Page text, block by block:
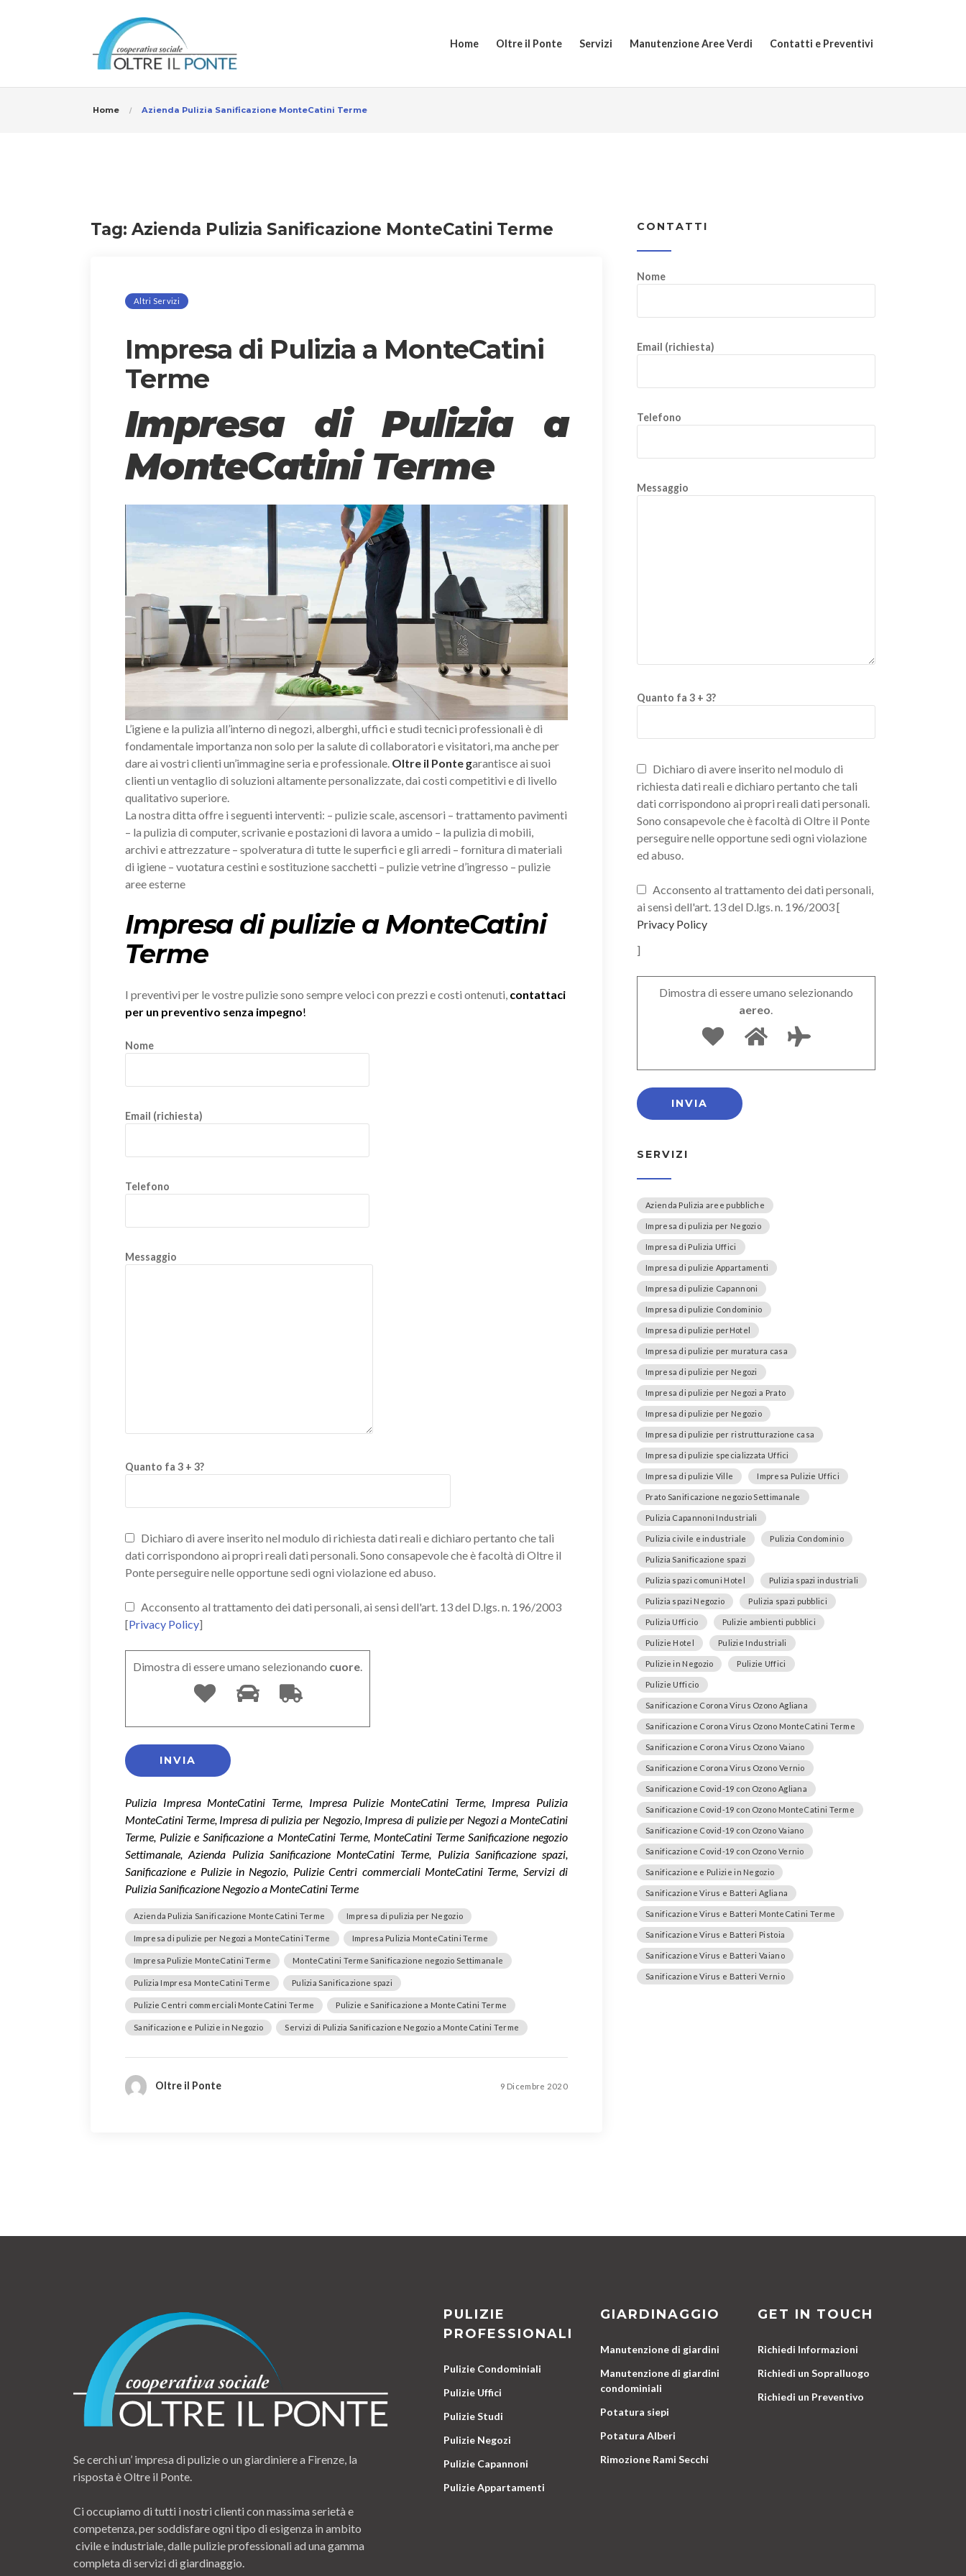
Home Oltre il Ponte Servizi Manutenzione Aree Verdi Contatti e Preventivi
Home Azienda Pulizia Sanificazione MonteCatini Terme
Tag: Azienda Pulizia Sanificazione MonteCatini Terme
Altri Servizi
Impresa di Pulizia a MonteCatini
Terme
Impresa di Pulizia a
MonteCatini Terme
L’igiene e la pulizia all’interno di negozi, alberghi, uffici e studi tecnici professionali è di
fondamentale importanza non solo per la salute di collaboratori e visitatori, ma anche per
dare ai vostri clienti un’immagine seria e professionale. Oltre il Pontegarantisce ai suoi
clienti un ventaglio di soluzioni altamente personalizzate, dai costi competitivi e di livello
qualitativo superiore.
La nostra ditta offre i seguenti interventi: – pulizie scale, ascensori – trattamento pavimenti
– la pulizia di computer, scrivanie e postazioni di lavora a umido – la pulizia di mobili,
archivi e attrezzature – spolveratura di tutte le superfici e gli arredi – fornitura di materiali
di igiene – vuotatura cestini e sostituzione sacchetti – pulizie vetrine d’ingresso – pulizie
aree esterne
Impresa di pulizie a MonteCatini
Terme
I preventivi per le vostre pulizie sono sempre veloci con prezzi e costi ontenuti, contattaci
per un preventivo senza impegno!
Nome
Email (richiesta)
Telefono
Messaggio
Quanto fa 3 + 3?
Dichiaro di avere inserito nel modulo di richiesta dati reali e dichiaro pertanto che tali
dati corrispondono ai propri reali dati personali. Sono consapevole che è facoltà di Oltre il
Ponte perseguire nelle opportune sedi ogni violazione ed abuso.
Acconsento al trattamento dei dati personali, ai sensi dell'art. 13 del D.lgs. n. 196/2003
[Privacy Policy]
Dimostra di essere umano selezionando cuore.
Pulizia Impresa MonteCatini Terme, Impresa Pulizie MonteCatini Terme, Impresa Pulizia
MonteCatini Terme, Impresa di pulizia per Negozio, Impresa di pulizie per Negozi a MonteCatini
Terme, Pulizie e Sanificazione a MonteCatini Terme, MonteCatini Terme Sanificazione negozio
Settimanale, Azienda Pulizia Sanificazione MonteCatini Terme, Pulizia Sanificazione spazi,
Sanificazione e Pulizie in Negozio, Pulizie Centri commerciali MonteCatini Terme, Servizi di
Pulizia Sanificazione Negozio a MonteCatini Terme
Azienda Pulizia Sanificazione MonteCatini Terme Impresa di pulizia per Negozio
Impresa di pulizie per Negozi a MonteCatini Terme Impresa Pulizia MonteCatini Terme
Impresa Pulizie MonteCatini Terme MonteCatini Terme Sanificazione negozio Settimanale
Pulizia Impresa MonteCatini Terme Pulizia Sanificazione spazi
Pulizie Centri commerciali MonteCatini Terme Pulizie e Sanificazione a MonteCatini Terme
Sanificazione e Pulizie in Negozio Servizi di Pulizia Sanificazione Negozio a MonteCatini Terme
Oltre il Ponte 9 Dicembre 2020
CONTATTI
Nome
Email (richiesta)
Telefono
Messaggio
Quanto fa 3 + 3?
Dichiaro di avere inserito nel modulo di
richiesta dati reali e dichiaro pertanto che tali
dati corrispondono ai propri reali dati personali.
Sono consapevole che è facoltà di Oltre il Ponte
perseguire nelle opportune sedi ogni violazione
ed abuso.
Acconsento al trattamento dei dati personali,
ai sensi dell'art. 13 del D.lgs. n. 196/2003 [
Privacy Policy
]
Dimostra di essere umano selezionando
aereo.
SERVIZI
Azienda Pulizia aree pubbliche
Impresa di pulizia per Negozio
Impresa di Pulizia Uffici
Impresa di pulizie Appartamenti
Impresa di pulizie Capannoni
Impresa di pulizie Condominio
Impresa di pulizie perHotel
Impresa di pulizie per muratura casa
Impresa di pulizie per Negozi
Impresa di pulizie per Negozi a Prato
Impresa di pulizie per Negozio
Impresa di pulizie per ristrutturazione casa
Impresa di pulizie specializzata Uffici
Impresa di pulizie Ville Impresa Pulizie Uffici
Prato Sanificazione negozio Settimanale
Pulizia Capannoni Industriali
Pulizia civile e industriale Pulizia Condominio
Pulizia Sanificazione spazi
Pulizia spazi comuni Hotel Pulizia spazi industriali
Pulizia spazi Negozio Pulizia spazi pubblici
Pulizia Ufficio Pulizie ambienti pubblici
Pulizie Hotel Pulizie Industriali
Pulizie in Negozio Pulizie Uffici
Pulizie Ufficio
Sanificazione Corona Virus Ozono Agliana
Sanificazione Corona Virus Ozono MonteCatini Terme
Sanificazione Corona Virus Ozono Vaiano
Sanificazione Corona Virus Ozono Vernio
Sanificazione Covid-19 con Ozono Agliana
Sanificazione Covid-19 con Ozono MonteCatini Terme
Sanificazione Covid-19 con Ozono Vaiano
Sanificazione Covid-19 con Ozono Vernio
Sanificazione e Pulizie in Negozio
Sanificazione Virus e Batteri Agliana
Sanificazione Virus e Batteri MonteCatini Terme
Sanificazione Virus e Batteri Pistoia
Sanificazione Virus e Batteri Vaiano
Sanificazione Virus e Batteri Vernio
Se cerchi un’ impresa di pulizie o un giardiniere a Firenze, la
risposta è Oltre il Ponte.
Ci occupiamo di tutti i nostri clienti con massima serietà e
competenza, per soddisfare ogni tipo di esigenza in ambito
civile e industriale, dalle pulizie professionali ad una gamma
completa di servizi di giardinaggio.
PULIZIE
PROFESSIONALI
Pulizie Condominiali
Pulizie Uffici
Pulizie Studi
Pulizie Negozi
Pulizie Capannoni
Pulizie Appartamenti
GIARDINAGGIO
Manutenzione di giardini
Manutenzione di giardini
condominiali
Potatura siepi
Potatura Alberi
Rimozione Rami Secchi
GET IN TOUCH
Richiedi Informazioni
Richiedi un Sopralluogo
Richiedi un Preventivo